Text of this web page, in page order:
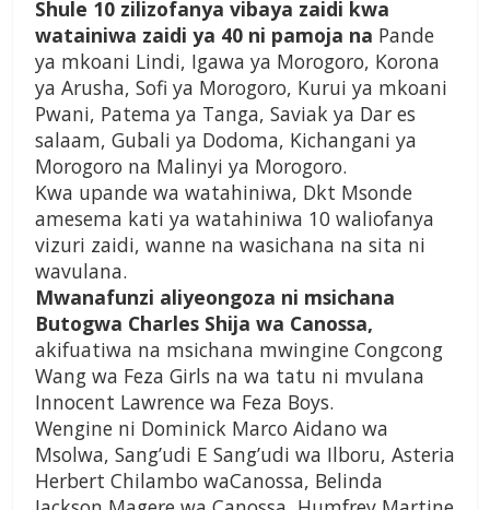
Shule 10 zilizofanya vibaya zaidi kwa
watainiwa zaidi ya 40 ni pamoja na Pande
ya mkoani Lindi, Igawa ya Morogoro, Korona
ya Arusha, Sofi ya Morogoro, Kurui ya mkoani
Pwani, Patema ya Tanga, Saviak ya Dar es
salaam, Gubali ya Dodoma, Kichangani ya
Morogoro na Malinyi ya Morogoro.
Kwa upande wa watahiniwa, Dkt Msonde
amesema kati ya watahiniwa 10 waliofanya
vizuri zaidi, wanne na wasichana na sita ni
wavulana.
Mwanafunzi aliyeongoza ni msichana
Butogwa Charles Shija wa Canossa,
akifuatiwa na msichana mwingine Congcong
Wang wa Feza Girls na wa tatu ni mvulana
Innocent Lawrence wa Feza Boys.
Wengine ni Dominick Marco Aidano wa
Msolwa, Sang’udi E Sang’udi wa Ilboru, Asteria
Herbert Chilambo waCanossa, Belinda